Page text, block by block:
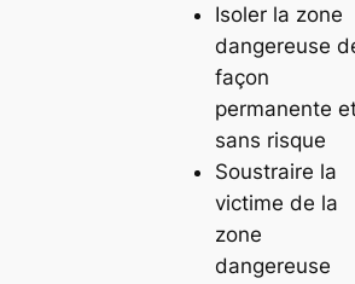
Isoler la zone
dangereuse
façon
permanente
sans risque
Soustraire la
victime de la
zone
dangereuse